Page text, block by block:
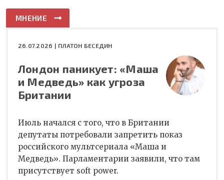
МНЕНИЕ
26.07.2026 | ПЛАТОН БЕСЕДИН
Лондон паникует: «Маша
и Медведь» как угроза
Британии
Июль начался с того, что в Британии
депутаты потребовали запретить показ
российского мультсериала «Маша и
Медведь». Парламентарии заявили, что там
присутствует soft power.